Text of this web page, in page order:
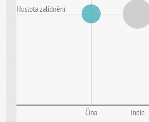
Hustota zalidnění
Čína Indie